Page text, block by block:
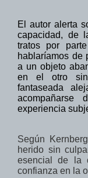
El autor alerta
capacidad, de
tratos por
hablaríamos de
a un objeto
en el otro
fantaseada
experiencia
Según
herido sin
esencial de
la
confianza en la